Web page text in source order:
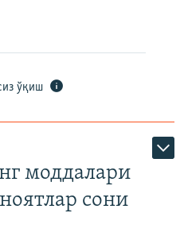
ўқиш
моддалари
сони